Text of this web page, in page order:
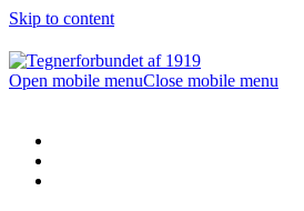
Skip to content
Open mobile menuClose mobile menu